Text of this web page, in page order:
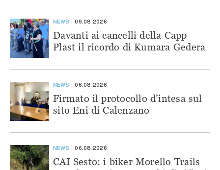
NEWS 09.08.2026
Davanti ai cancelli della Capp
Plast il ricordo di Kumara Gedera
NEWS 06.08.2026
Firmato il protocollo d’intesa sul
sito Eni di Calenzano
NEWS 06.08.2026
CAI Sesto: i biker Morello Trails